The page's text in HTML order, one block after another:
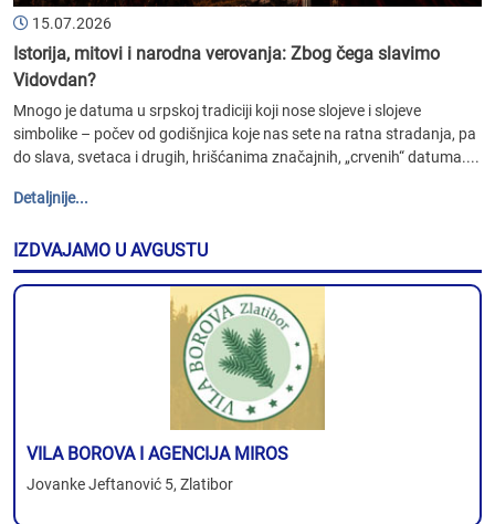
15.07.2026
Istorija, mitovi i narodna verovanja: Zbog čega slavimo
Vidovdan?
Mnogo je datuma u srpskoj tradiciji koji nose slojeve i slojeve
simbolike – počev od godišnjica koje nas sete na ratna stradanja, pa
do slava, svetaca i drugih, hrišćanima značajnih, „crvenih“ datuma....
Detaljnije...
IZDVAJAMO U AVGUSTU
VILA BOROVA I AGENCIJA MIROS
Jovanke Jeftanović 5, Zlatibor